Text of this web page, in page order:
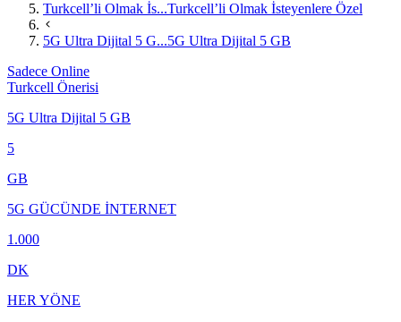
Turkcell’li Olmak İs...Turkcell’li Olmak İsteyenlere Özel
5G Ultra Dijital 5 G...5G Ultra Dijital 5 GB
Sadece Online
Turkcell Önerisi
5G Ultra Dijital 5 GB
5
GB
5G GÜCÜNDE İNTERNET
1.000
DK
HER YÖNE